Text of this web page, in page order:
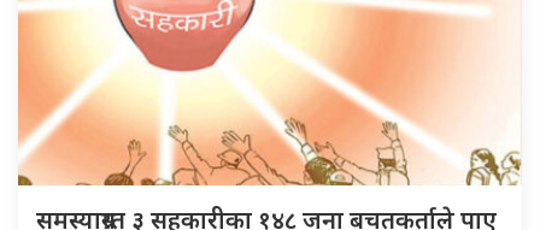
समस्याग्रस्त ३ सहकारीका १४८ जना बचतकर्ताले पाए